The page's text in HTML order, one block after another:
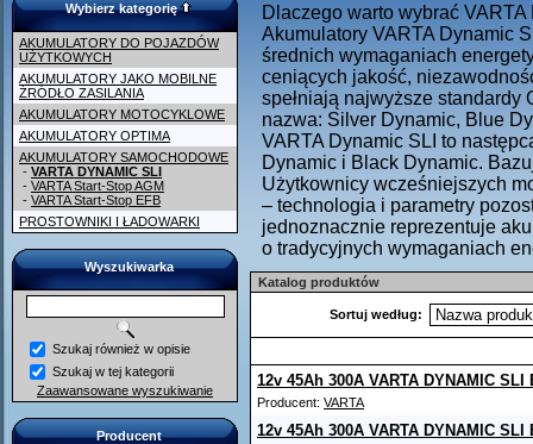
Wybierz kategorię
AKUMULATORY DO POJAZDÓW
UŻYTKOWYCH
AKUMULATORY JAKO MOBILNE
ŹRÓDŁO ZASILANIA
AKUMULATORY MOTOCYKLOWE
AKUMULATORY OPTIMA
AKUMULATORY SAMOCHODOWE
- VARTA DYNAMIC SLI
- VARTA Start-Stop AGM
- VARTA Start-Stop EFB
PROSTOWNIKI I ŁADOWARKI
Wyszukiwarka
Szukaj również w opisie
Szukaj w tej kategorii
Zaawansowane wyszukiwanie
Producent
Dlaczego warto wybrać
Akumulatory VARTA Dynamic
średnich wymaganiach
ceniących jakość,
spełniają najwyższe standardy
nazwa: Silver Dynamic, Blue
VARTA Dynamic SLI to
Dynamic i Black Dynamic.
Użytkownicy wcześniejszych
– technologia i parametry
jednoznacznie reprezentuje
o tradycyjnych wymaganiach
Katalog produktów
Sortuj według:
12v 45Ah 300A VARTA DYNAMIC SLI
Producent: VARTA
12v 45Ah 300A VARTA DYNAMIC SLI